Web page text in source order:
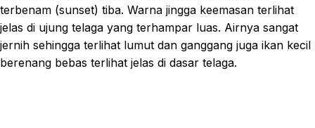
terbenam (sunset) tiba. Warna jingga keemasan terlihat
jelas di ujung telaga yang terhampar luas. Airnya sangat
jernih sehingga terlihat lumut dan ganggang juga ikan kecil
berenang bebas terlihat jelas di dasar telaga.